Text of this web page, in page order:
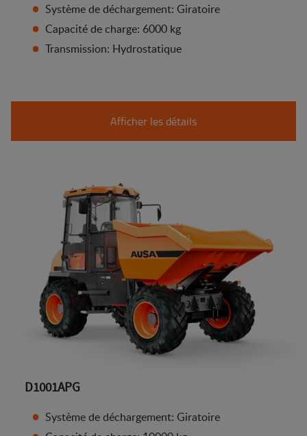
Système de déchargement: Giratoire
Capacité de charge: 6000 kg
Transmission: Hydrostatique
Afficher les détails
D1001APG
Système de déchargement: Giratoire